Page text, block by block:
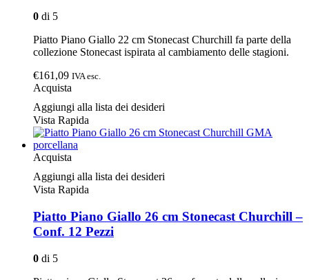
0 di 5
Piatto Piano Giallo 22 cm Stonecast Churchill fa parte della
collezione Stonecast ispirata al cambiamento delle stagioni.
€161,09 IVA esc.
Acquista
Aggiungi alla lista dei desideri
Vista Rapida
Acquista
Aggiungi alla lista dei desideri
Vista Rapida
Piatto Piano Giallo 26 cm Stonecast Churchill –
Conf. 12 Pezzi
0 di 5